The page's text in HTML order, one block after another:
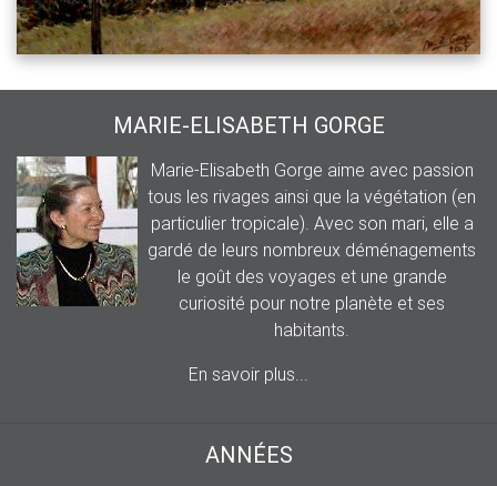
MARIE-ELISABETH GORGE
Marie-Elisabeth Gorge aime avec passion
tous les rivages ainsi que la végétation (en
particulier tropicale). Avec son mari, elle a
gardé de leurs nombreux déménagements
le goût des voyages et une grande
curiosité pour notre planète et ses
habitants.
En savoir plus...
ANNÉES